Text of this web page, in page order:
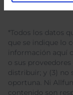
*Todos los datos
que se indique lo
información aquí
o sus
distribuir; y (3) no
oportuna. Ni
contenido son